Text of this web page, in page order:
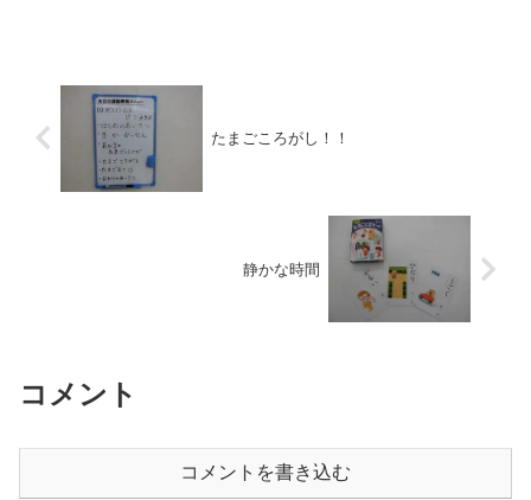
たまごころがし！！
静かな時間
コメント
コメントを書き込む